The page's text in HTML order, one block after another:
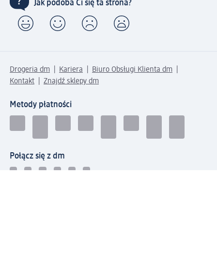
Jak podoba Ci się ta strona?
Drogeria dm Kariera
Biuro Obsługi Klienta dm
Kontakt
Znajdź sklepy dm
Metody płatności
Połącz się z dm